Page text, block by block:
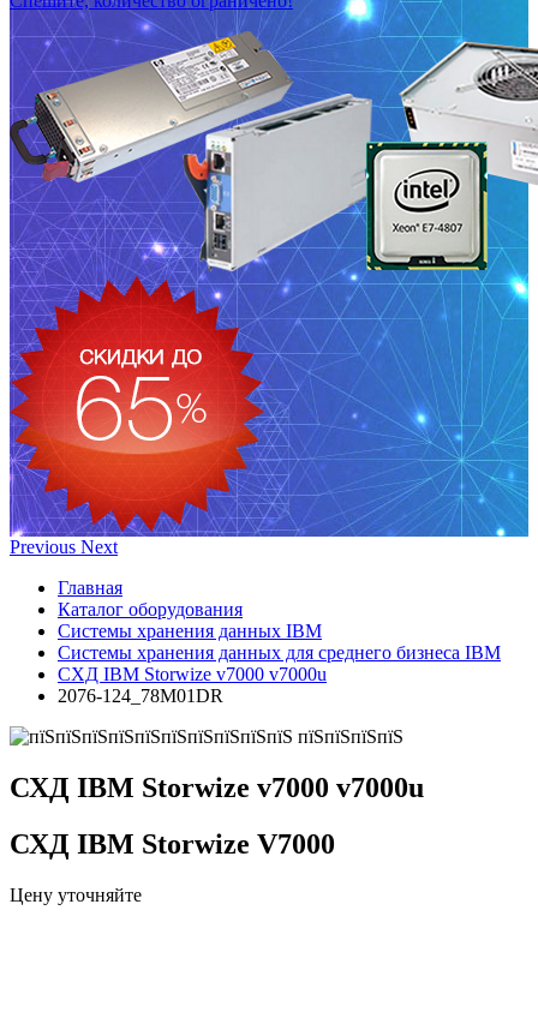
Previous Next
Главная
Каталог оборудования
Системы хранения данных IBM
Системы хранения данных для среднего бизнеса IBM
СХД IBM Storwize v7000 v7000u
2076-124_78M01DR
СХД IBM Storwize v7000 v7000u
СХД IBM Storwize V7000
Цену уточняйте